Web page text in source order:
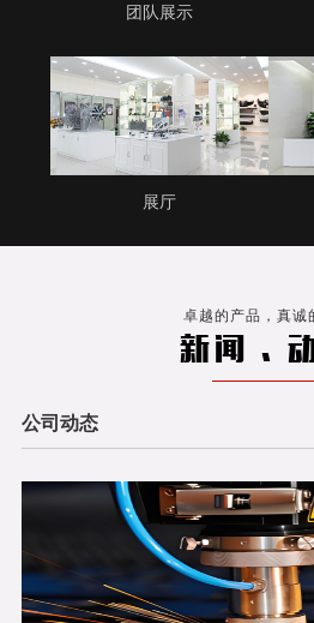
团队展示
展厅
卓越的产品，真诚
新闻 .
公司动态